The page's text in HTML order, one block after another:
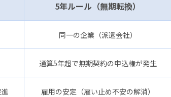
5年ルール （無期転換）
同一の企業（派遣会社）
通算5年超で無期契約の申込権が発生
雇用の安定 （雇い止め不安の解消）